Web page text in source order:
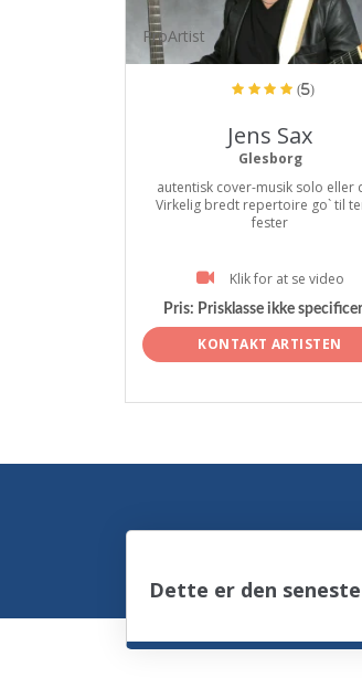
ProArtist
(5)
Jens Sax
Glesborg
autentisk cover-musik solo eller
Virkelig bredt repertoire go` til
fester
Klik for at se video
Pris: Prisklasse ikke
KONTAKT ARTISTEN
Dette er den